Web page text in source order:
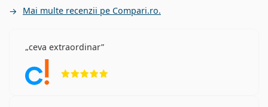
Mai multe recenzii pe Compari.ro.
ceva extraordinar